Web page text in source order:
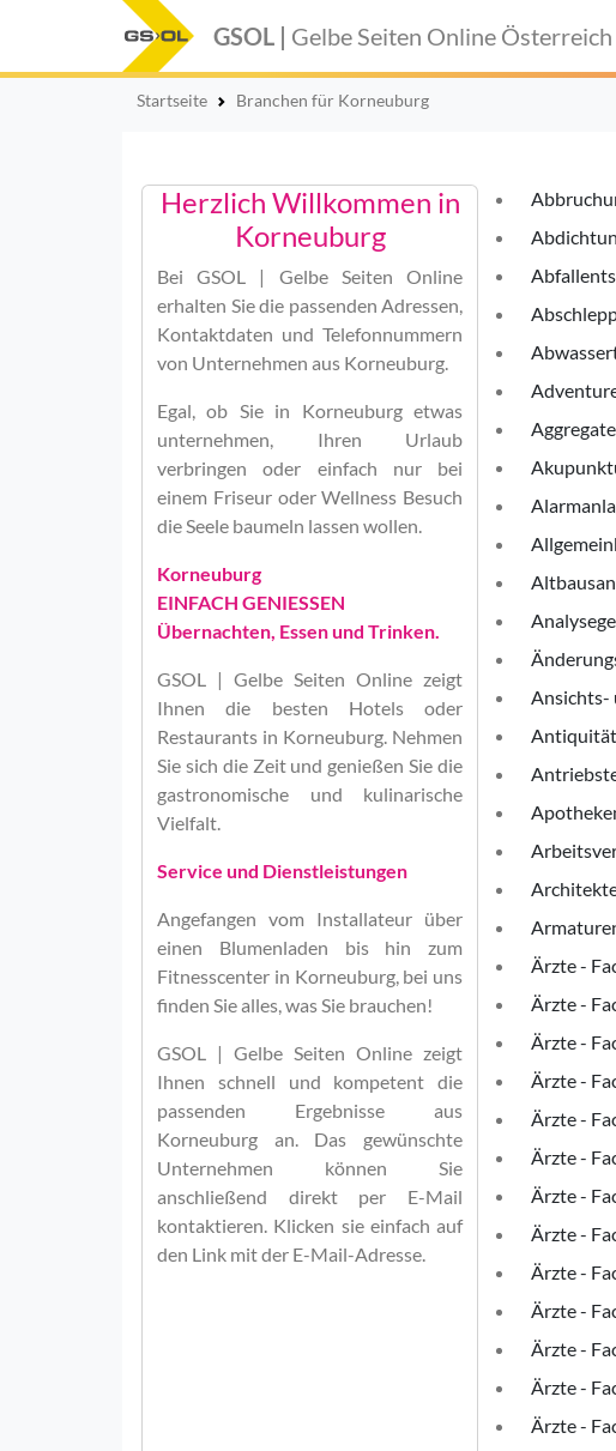
GSOL | Gelbe Seiten Online Österreich
Startseite Branchen für Korneuburg
Herzlich Willkommen in
Korneuburg
BeiGSOL | Gelbe Seiten Online
erhalten Sie die passenden Adressen,
Kontaktdaten und Telefonnummern
von Unternehmen aus Korneuburg.
Egal, ob Sie in Korneuburg etwas
unternehmen, Ihren Urlaub
verbringen oder einfach nur bei
einem Friseur oder Wellness Besuch
die Seele baumeln lassen wollen.
Korneuburg
EINFACH GENIESSEN
Übernachten, Essen und Trinken.
GSOL | Gelbe Seiten Online zeigt
Ihnen die besten Hotels oder
Restaurants in Korneuburg. Nehmen
Sie sich die Zeit und genießen Sie die
gastronomische und kulinarische
Vielfalt.
Service und Dienstleistungen
Angefangen vom Installateur über
einen Blumenladen bis hin zum
Fitnesscenter in Korneuburg, bei uns
finden Sie alles, was Sie brauchen!
GSOL | Gelbe Seiten Online zeigt
Ihnen schnell und kompetent die
passenden Ergebnisse aus
Korneuburg an. Das gewünschte
Unternehmen können Sie
anschließend direkt per E-Mail
kontaktieren. Klicken sie einfach auf
den Link mit der E-Mail-Adresse.
Aggregate
Ansichts-
Ärzte -
Ärzte -
Ärzte -
Ärzte -
Ärzte -
Ärzte -
Ärzte -
Ärzte -
Ärzte -
Ärzte -
Ärzte -
Ärzte -
Ärzte -